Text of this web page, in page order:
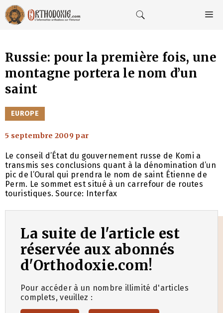
Aller
au
contenu
Russie: pour la première fois, une
montagne portera le nom d’un
saint
CATÉGORIES
EUROPE
5 septembre 2009 par
Le conseil d’État du gouvernement russe de Komi a
transmis ses conclusions quant à la dénomination d’un
pic de l’Oural qui prendra le nom de saint Étienne de
Perm. Le sommet est situé à un carrefour de routes
touristiques. Source: Interfax
La suite de l'article est
réservée aux abonnés
d'Orthodoxie.com!
Pour accéder à un nombre illimité d'articles
complets, veuillez :